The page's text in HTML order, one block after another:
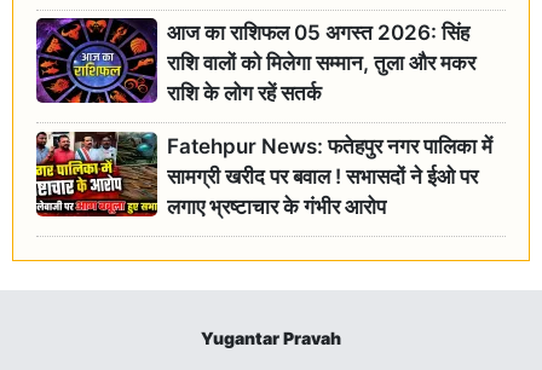
आज का राशिफल 05 अगस्त 2026: सिंह
राशि वालों को मिलेगा सम्मान, तुला और मकर
राशि के लोग रहें सतर्क
Fatehpur News: फतेहपुर नगर पालिका में
सामग्री खरीद पर बवाल ! सभासदों ने ईओ पर
लगाए भ्रष्टाचार के गंभीर आरोप
Yugantar Pravah